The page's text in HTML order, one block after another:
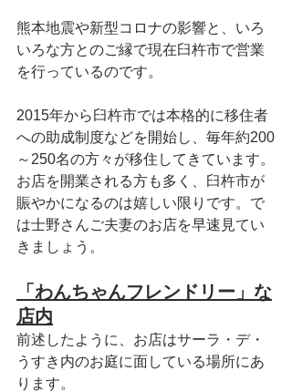
熊本地震や新型コロナの影響と、いろ
いろな方とのご縁で現在臼杵市で営業
を行っているのです。
2015年から臼杵市では本格的に移住者
への助成制度などを開始し、毎年約200
～250名の方々が移住してきています。
お店を開業される方も多く、臼杵市が
賑やかになるのは嬉しい限りです。で
は士野さんご夫妻のお店を早速見てい
きましょう。
「わんちゃんフレンドリー」な
店内
前述したように、お店はサーラ・デ・
うすき内のお庭に面している場所にあ
ります。